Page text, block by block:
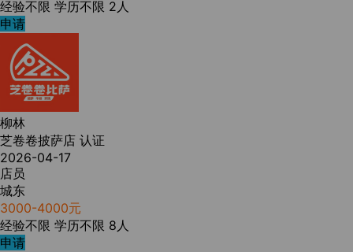
经验不限 学历不限 2人
申请
柳林
芝卷卷披萨店 认证
2026-04-17
店员
城东
3000-4000元
经验不限 学历不限 8人
申请